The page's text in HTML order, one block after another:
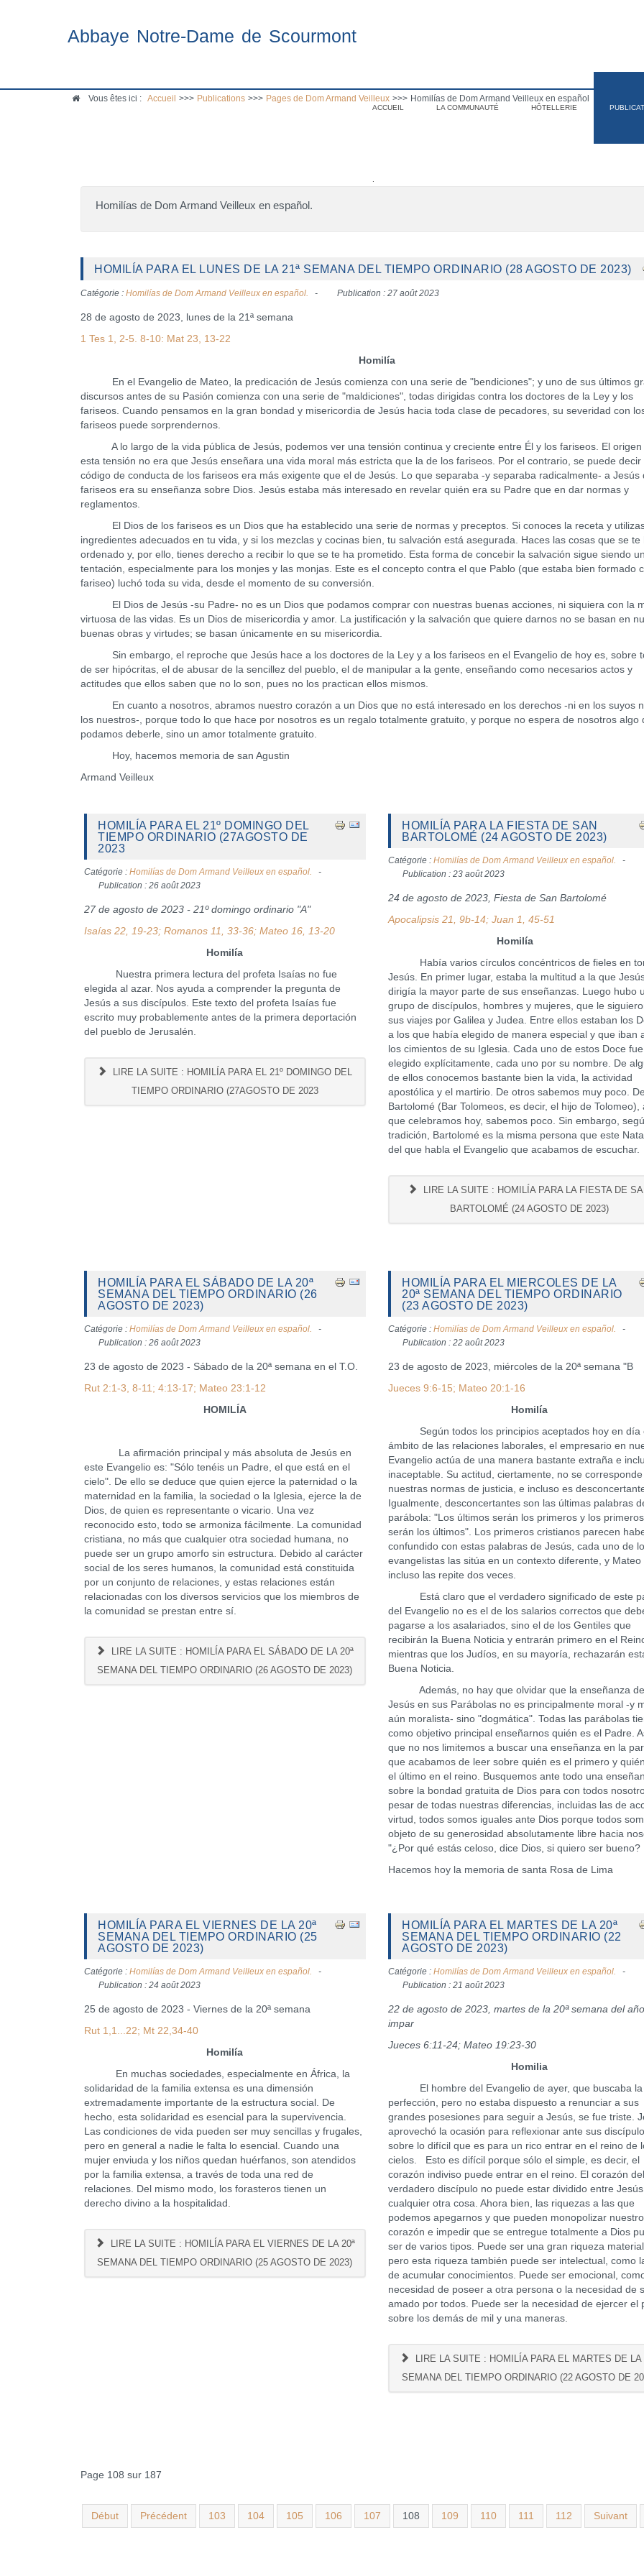
Abbaye Notre-Dame de Scourmont
ACCUEIL LA COMMUNAUTÉ HÔTELLERIE
Vous êtes ici : Accueil >>> Publications >>> Pages de Dom Armand Veilleux >>> Homilías de Dom Armand Veilleux en español
Homilías de Dom Armand Veilleux en español.
HOMILÍA PARA EL LUNES DE LA 21ª SEMANA DEL TIEMPO ORDINARIO (28 AGOSTO DE 2023)
Catégorie : Homilías de Dom Armand Veilleux en español. Publication : 27 août 2023
28 de agosto de 2023, lunes de la 21ª semana
1 Tes 1, 2-5. 8-10: Mat 23, 13-22
Homilía
En el Evangelio de Mateo, la predicación de Jesús comienza con una serie de "bendiciones"; y uno de sus últimos
discursos antes de su Pasión comienza con una serie de "maldiciones", todas dirigidas contra los doctores de la Ley y los
fariseos. Cuando pensamos en la gran bondad y misericordia de Jesús hacia toda clase de pecadores, su severidad con
fariseos puede sorprendernos.
A lo largo de la vida pública de Jesús, podemos ver una tensión continua y creciente entre Él y los fariseos. El origen
esta tensión no era que Jesús enseñara una vida moral más estricta que la de los fariseos. Por el contrario, se puede decir
código de conducta de los fariseos era más exigente que el de Jesús. Lo que separaba -y separaba radicalmente- a Jesús
fariseos era su enseñanza sobre Dios. Jesús estaba más interesado en revelar quién era su Padre que en dar normas y
reglamentos.
El Dios de los fariseos es un Dios que ha establecido una serie de normas y preceptos. Si conoces la receta y
ingredientes adecuados en tu vida, y si los mezclas y cocinas bien, tu salvación está asegurada. Haces las cosas que se te
ordenado y, por ello, tienes derecho a recibir lo que se te ha prometido. Esta forma de concebir la salvación sigue siendo
tentación, especialmente para los monjes y las monjas. Este es el concepto contra el que Pablo (que estaba bien formado
fariseo) luchó toda su vida, desde el momento de su conversión.
El Dios de Jesús -su Padre- no es un Dios que podamos comprar con nuestras buenas acciones, ni siquiera con la
virtuosa de las vidas. Es un Dios de misericordia y amor. La justificación y la salvación que quiere darnos no se basan en
buenas obras y virtudes; se basan únicamente en su misericordia.
Sin embargo, el reproche que Jesús hace a los doctores de la Ley y a los fariseos en el Evangelio de hoy es, sobre
de ser hipócritas, el de abusar de la sencillez del pueblo, el de manipular a la gente, enseñando como necesarios actos y
actitudes que ellos saben que no lo son, pues no los practican ellos mismos.
En cuanto a nosotros, abramos nuestro corazón a un Dios que no está interesado en los derechos -ni en los suyos
los nuestros-, porque todo lo que hace por nosotros es un regalo totalmente gratuito, y porque no espera de nosotros algo
podamos deberle, sino un amor totalmente gratuito.
Hoy, hacemos memoria de san Agustin
Armand Veilleux
HOMILÍA PARA EL 21º DOMINGO DEL
TIEMPO ORDINARIO (27AGOSTO DE
2023
Catégorie : Homilías de Dom Armand Veilleux en español.
Publication : 26 août 2023
27 de agosto de 2023 - 21º domingo ordinario "A"
Isaías 22, 19-23; Romanos 11, 33-36; Mateo 16, 13-20
Homilía
Nuestra primera lectura del profeta Isaías no fue
elegida al azar. Nos ayuda a comprender la pregunta de
Jesús a sus discípulos. Este texto del profeta Isaías fue
escrito muy probablemente antes de la primera deportación
del pueblo de Jerusalén.
LIRE LA SUITE : HOMILÍA PARA EL 21º DOMINGO DEL
TIEMPO ORDINARIO (27AGOSTO DE 2023
HOMILÍA PARA LA FIESTA DE SAN
BARTOLOMÉ (24 AGOSTO DE 2023)
Catégorie :Homilías de Dom Armand Veilleux en español.
Publication : 23 août 2023
24 de agosto de 2023, Fiesta de San Bartolomé
Apocalipsis 21, 9b-14; Juan 1, 45-51
Homilía
Había varios círculos concéntricos de fieles en
Jesús. En primer lugar, estaba la multitud a la que
dirigía la mayor parte de sus enseñanzas. Luego hubo
grupo de discípulos, hombres y mujeres, que le
sus viajes por Galilea y Judea. Entre ellos estaban los
a los que había elegido de manera especial y que iban
los cimientos de su Iglesia. Cada uno de estos Doce fue
elegido explícitamente, cada uno por su nombre. De
de ellos conocemos bastante bien la vida, la actividad
apostólica y el martirio. De otros sabemos muy poco. De
Bartolomé (Bar Tolomeos, es decir, el hijo de Tolomeo),
que celebramos hoy, sabemos poco. Sin embargo,
tradición, Bartolomé es la misma persona que este
del que habla el Evangelio que acabamos de escuchar.
LIRE LA SUITE : HOMILÍA PARA LA FIESTA DE
BARTOLOMÉ (24 AGOSTO DE 2023)
HOMILÍA PARA EL SÁBADO DE LA 20ª
SEMANA DEL TIEMPO ORDINARIO (26
AGOSTO DE 2023)
Catégorie : Homilías de Dom Armand Veilleux en español.
Publication : 26 août 2023
23 de agosto de 2023 - Sábado de la 20ª semana en el T.O.
Rut 2:1-3, 8-11; 4:13-17; Mateo 23:1-12
HOMILÍA
La afirmación principal y más absoluta de Jesús en
este Evangelio es: "Sólo tenéis un Padre, el que está en el
cielo". De ello se deduce que quien ejerce la paternidad o la
maternidad en la familia, la sociedad o la Iglesia, ejerce la de
Dios, de quien es representante o vicario. Una vez
reconocido esto, todo se armoniza fácilmente. La comunidad
cristiana, no más que cualquier otra sociedad humana, no
puede ser un grupo amorfo sin estructura. Debido al carácter
social de los seres humanos, la comunidad está constituida
por un conjunto de relaciones, y estas relaciones están
relacionadas con los diversos servicios que los miembros de
la comunidad se prestan entre sí.
LIRE LA SUITE : HOMILÍA PARA EL SÁBADO DE LA 20ª
SEMANA DEL TIEMPO ORDINARIO (26 AGOSTO DE 2023)
HOMILÍA PARA EL MIERCOLES DE LA
20ª SEMANA DEL TIEMPO ORDINARIO
(23 AGOSTO DE 2023)
Catégorie :Homilías de Dom Armand Veilleux en español.
Publication : 22 août 2023
23 de agosto de 2023, miércoles de la 20ª semana "B
Jueces 9:6-15; Mateo 20:1-16
Homilía
Según todos los principios aceptados hoy en día
ámbito de las relaciones laborales, el empresario en
Evangelio actúa de una manera bastante extraña e
inaceptable. Su actitud, ciertamente, no se corresponde
nuestras normas de justicia, e incluso es
Igualmente, desconcertantes son las últimas palabras
parábola: "Los últimos serán los primeros y los primeros
serán los últimos". Los primeros cristianos parecen
confundido con estas palabras de Jesús, cada uno de
evangelistas las sitúa en un contexto diferente, y Mateo
incluso las repite dos veces.
Está claro que el verdadero significado de este
del Evangelio no es el de los salarios correctos que
pagarse a los asalariados, sino el de los Gentiles que
recibirán la Buena Noticia y entrarán primero en el
mientras que los Judíos, en su mayoría, rechazarán
Buena Noticia.
Además, no hay que olvidar que la enseñanza de
Jesús en sus Parábolas no es principalmente moral -y
aún moralista- sino "dogmática". Todas las parábolas
como objetivo principal enseñarnos quién es el Padre.
que no nos limitemos a buscar una enseñanza en la
que acabamos de leer sobre quién es el primero y
el último en el reino. Busquemos ante todo una
sobre la bondad gratuita de Dios para con todos
pesar de todas nuestras diferencias, incluidas las de
virtud, todos somos iguales ante Dios porque todos
objeto de su generosidad absolutamente libre hacia
"¿Por qué estás celoso, dice Dios, si quiero ser bueno?
Hacemos hoy la memoria de santa Rosa de Lima
HOMILÍA PARA EL VIERNES DE LA 20ª
SEMANA DEL TIEMPO ORDINARIO (25
AGOSTO DE 2023)
Catégorie : Homilías de Dom Armand Veilleux en español.
Publication : 24 août 2023
25 de agosto de 2023 - Viernes de la 20ª semana
Rut 1,1...22; Mt 22,34-40
Homilía
En muchas sociedades, especialmente en África, la
solidaridad de la familia extensa es una dimensión
extremadamente importante de la estructura social. De
hecho, esta solidaridad es esencial para la supervivencia.
Las condiciones de vida pueden ser muy sencillas y frugales,
pero en general a nadie le falta lo esencial. Cuando una
mujer enviuda y los niños quedan huérfanos, son atendidos
por la familia extensa, a través de toda una red de
relaciones. Del mismo modo, los forasteros tienen un
derecho divino a la hospitalidad.
LIRE LA SUITE : HOMILÍA PARA EL VIERNES DE LA 20ª
SEMANA DEL TIEMPO ORDINARIO (25 AGOSTO DE 2023)
HOMILÍA PARA EL MARTES DE LA 20ª
SEMANA DEL TIEMPO ORDINARIO (22
AGOSTO DE 2023)
Catégorie :Homilías de Dom Armand Veilleux en español.
Publication : 21 août 2023
22 de agosto de 2023, martes de la 20ª semana del año
impar
Jueces 6:11-24; Mateo 19:23-30
Homilia
El hombre del Evangelio de ayer, que buscaba la
perfección, pero no estaba dispuesto a renunciar a sus
grandes posesiones para seguir a Jesús, se fue triste.
aprovechó la ocasión para reflexionar ante sus
sobre lo difícil que es para un rico entrar en el reino de
cielos. Esto es difícil porque sólo el simple, es decir, el
corazón indiviso puede entrar en el reino. El corazón del
verdadero discípulo no puede estar dividido entre
cualquier otra cosa. Ahora bien, las riquezas a las que
podemos apegarnos y que pueden monopolizar nuestro
corazón e impedir que se entregue totalmente a Dios
ser de varios tipos. Puede ser una gran riqueza
pero esta riqueza también puede ser intelectual, como
de acumular conocimientos. Puede ser emocional,
necesidad de poseer a otra persona o la necesidad de
amado por todos. Puede ser la necesidad de ejercer el
sobre los demás de mil y una maneras.
LIRE LA SUITE : HOMILÍA PARA EL MARTES DE LA
SEMANA DEL TIEMPO ORDINARIO (22 AGOSTO DE
Page 108 sur 187
Début Précédent 103 104 105 106 107 108 109 110 111 112 Suivant